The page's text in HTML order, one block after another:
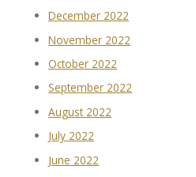
December 2022
November 2022
October 2022
September 2022
August 2022
July 2022
June 2022